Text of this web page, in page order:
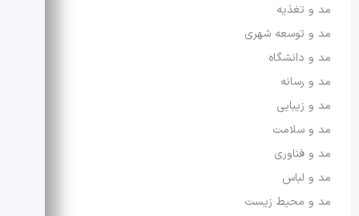
مد و تغذیه
مد و توسعه شهری
مد و دانشگاه
مد و رسانه
مد و زیبایی
مد و سلامت
مد و فناوری
مد و لباس
مد و محیط زیست